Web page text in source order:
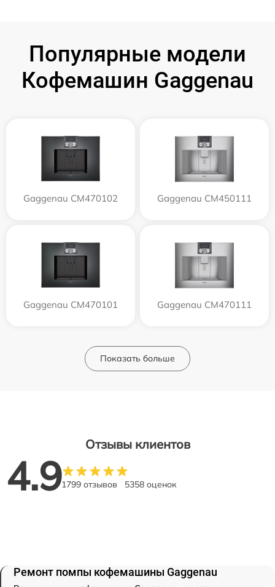
Популярные модели
Кофемашин Gaggenau
Gaggenau CM470102 Gaggenau CM450111
Gaggenau CM470101 Gaggenau CM470111
Показать больше
Отзывы клиентов
4.91799 отзывов 5358 оценок
Ремонт помпы кофемашины Gaggenau